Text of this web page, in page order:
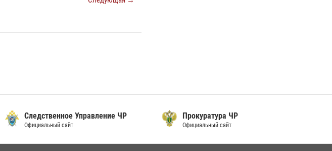
Следственное Управление ЧР
Официальный сайт
Прокуратура ЧР
Официальный сайт